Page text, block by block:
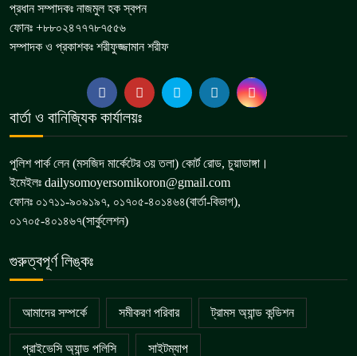
প্রধান সম্পাদকঃ নাজমুল হক স্বপন
ফোনঃ +৮৮০২৪৭৭৭৮৭৫৫৬
সম্পাদক ও প্রকাশকঃ শরীফুজ্জামান শরীফ
বার্তা ও বানিজ্যিক কার্যালয়ঃ
পুলিশ পার্ক লেন (মসজিদ মার্কেটের ৩য় তলা) কোর্ট রোড, চুয়াডাঙ্গা।
ইমেইলঃ dailysomoyersomikoron@gmail.com
ফোনঃ ০১৭১১-৯০৯১৯৭, ০১৭০৫-৪০১৪৬৪(বার্তা-বিভাগ),
০১৭০৫-৪০১৪৬৭(সার্কুলেশন)
গুরুত্বপূর্ণ লিঙ্কঃ
আমাদের সম্পর্কে সমীকরণ পরিবার ট্রামস অ্যান্ড কন্ডিশন
প্রাইভেসি অ্যান্ড পলিসি সাইটম্যাপ